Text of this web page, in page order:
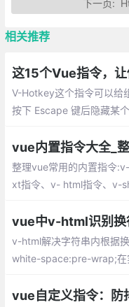
下一页:
相关推荐
这15个Vue指令，
V-Hotkey这个指令可以给
按下 Escape 键后隐藏某
可以轻松实现。
整理vue常用的内置指令
xt指令、v- html指令、v-
令、v-on 指令、v-model
令、v-cloak指令、v-pre
v-html解决字符串内根据
white-space:pre-wrap;在
vue自定义指令：防